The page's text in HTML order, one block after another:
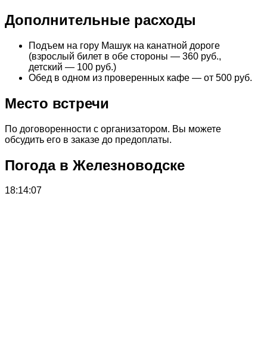
Дополнительные расходы
Подъем на гору Машук на канатной дороге
(взрослый билет в обе стороны — 360 руб.,
детский — 100 руб.)
Обед в одном из проверенных кафе — от 500 руб.
Место встречи
По договоренности с организатором. Вы можете
обсудить его в заказе до предоплаты.
Погода в Железноводске
18:14:07